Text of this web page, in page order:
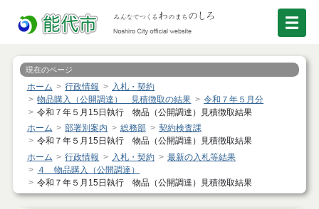
現在のページ
ホーム 行政情報
入札・契約
物品購入（公開調達） 見積徴取の結果
令和７年５月分
令和７年５月15日執行 物品（公開調達）見積徴取結果
ホーム
部署別案内 総務部
契約検査課
令和７年５月15日執行 物品（公開調達）見積徴取結果
ホーム
行政情報 入札・契約
最新の入札等結果
４ 物品購入（公開調達）
令和７年５月15日執行 物品（公開調達）見積徴取結果